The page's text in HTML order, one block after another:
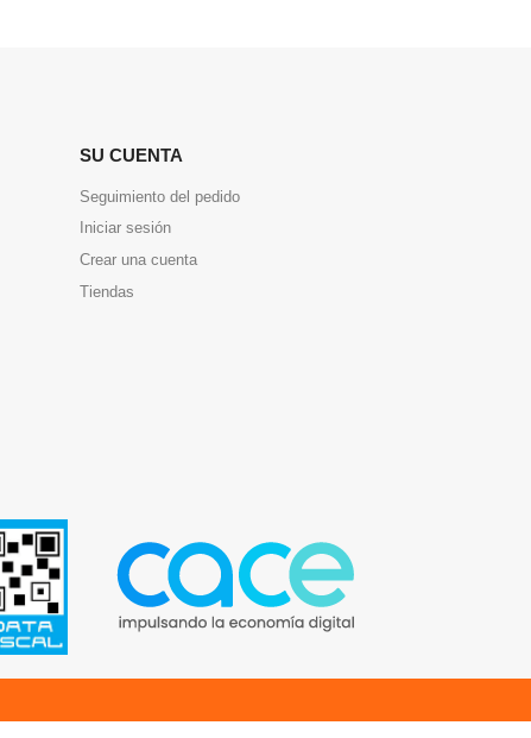
SU CUENTA
Seguimiento del pedido
Iniciar sesión
Crear una cuenta
Tiendas